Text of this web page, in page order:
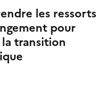
les ressorts
pour
transition